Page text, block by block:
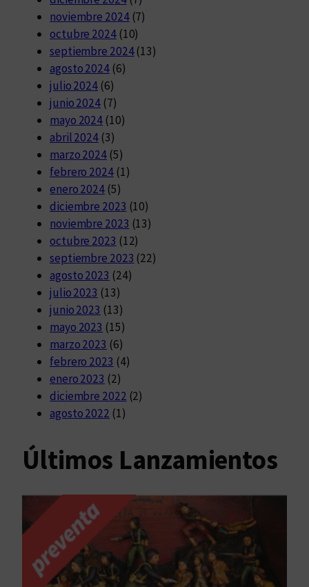
noviembre 2024(7)
octubre 2024(10)
septiembre 2024(13)
agosto 2024(6)
julio 2024 (6)
junio 2024 (7)
mayo 2024 (10)
abril 2024 (3)
marzo 2024 (5)
febrero 2024(1)
enero 2024 (5)
diciembre 2023 (10)
noviembre 2023 (13)
octubre 2023 (12)
septiembre 2023 (22)
agosto 2023 (24)
julio 2023 (13)
junio 2023 (13)
mayo 2023 (15)
marzo 2023 (6)
febrero 2023 (4)
enero 2023 (2)
diciembre 2022 (2)
agosto 2022 (1)
Últimos Lanzamientos